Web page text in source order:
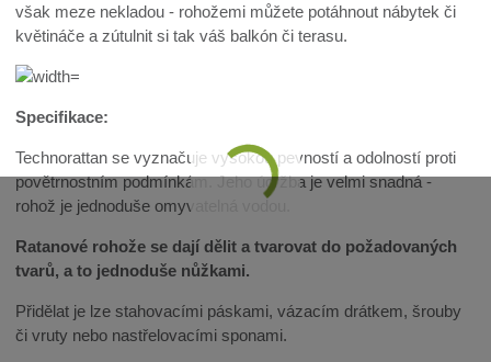
však meze nekladou - rohožemi můžete potáhnout nábytek či
květináče a zútulnit si tak váš balkón či terasu.
Specifikace:
Technorattan se vyznačuje vysokou pevností a odolností proti
povětrnostním podmínkám. Jeho údržba je velmi snadná -
rohož je jednoduše omyvatelná vodou.
Ratanové rohože se dají dělit a tvarovat do požadovaných
tvarů, a to jednoduše nůžkami.
Přidělat je lze stahovacími páskami, vázacím drátkem, šrouby
či vruty nebo nastřelovacími sponami.